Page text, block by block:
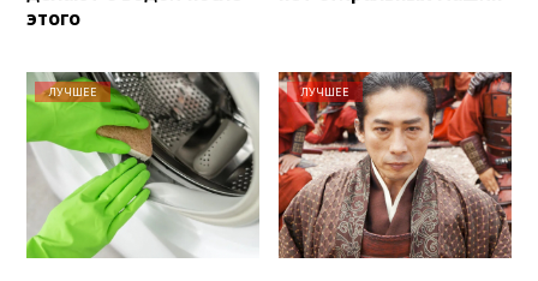
этого
ЛУЧШЕЕ ЛУЧШЕЕ